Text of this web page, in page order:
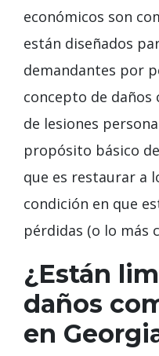
económicos son
están diseñados
demandantes por
concepto de daños
de lesiones
propósito básico
que es restaurar a
condición en que
pérdidas (o lo más
¿Están
daños
en